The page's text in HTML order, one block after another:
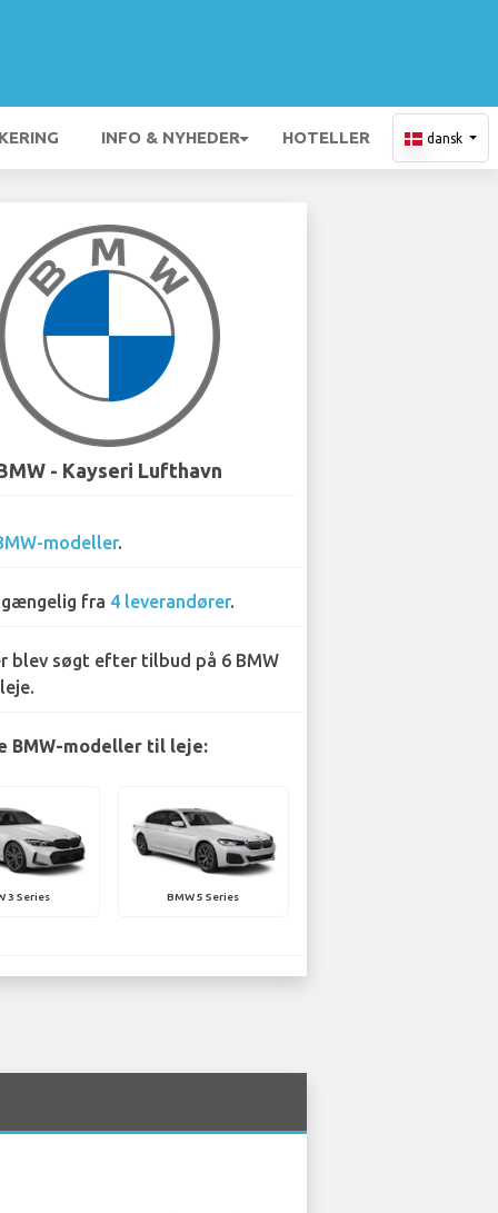
INFO & NYHEDER HOTELLER dansk
- Kayseri Lufthavn
modeller.
fra 4 leverandører.
blev søgt efter tilbud på 6 BMW
BMW-modeller til leje:
3 Series BMW 5 Series